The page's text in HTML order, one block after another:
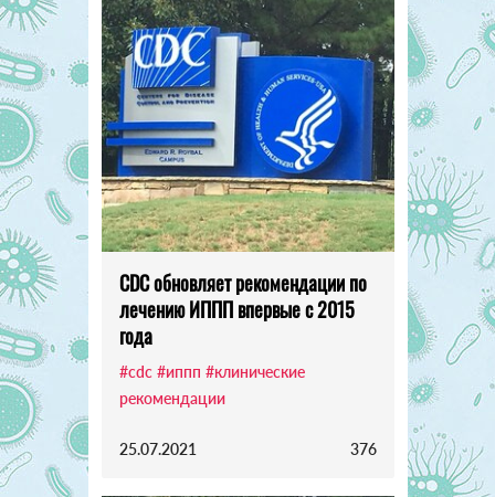
CDC обновляет рекомендации по
лечению ИППП впервые с 2015
года
#cdc #иппп #клинические
рекомендации
25.07.2021 376